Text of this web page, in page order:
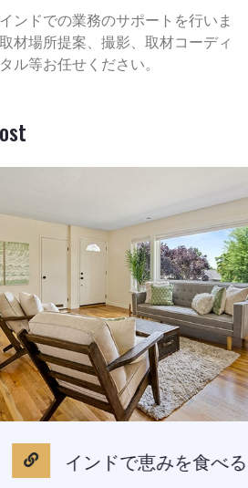
ンドでの業務のサポートを行いま
材場所提案、撮影、取材コーディ
ル等お任せください。
恵みを食べる ：